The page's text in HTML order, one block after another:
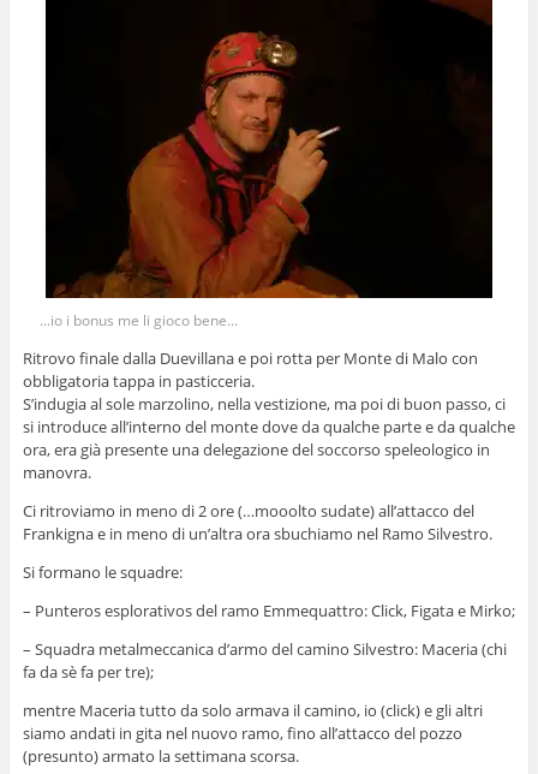
...io i bonus me li gioco bene...
Ritrovo finale dalla Duevillana e poi rotta per Monte di Malo con
obbligatoria tappa in pasticceria.
S’indugia al sole marzolino, nella vestizione, ma poi di buon passo, ci
si introduce all’interno del monte dove da qualche parte e da qualche
ora, era già presente una delegazione del soccorso speleologico in
manovra.
Ci ritroviamo in meno di 2 ore (…mooolto sudate) all’attacco del
Frankigna e in meno di un’altra ora sbuchiamo nel Ramo Silvestro.
Si formano le squadre:
– Punteros esplorativos del ramo Emmequattro: Click, Figata e Mirko;
– Squadra metalmeccanica d’armo del camino Silvestro: Maceria (chi
fa da sè fa per tre);
mentre Maceria tutto da solo armava il camino, io (click) e gli altri
siamo andati in gita nel nuovo ramo, fino all’attacco del pozzo
(presunto) armato la settimana scorsa.